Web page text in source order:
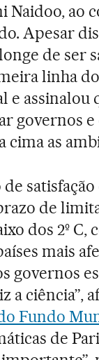
Naidoo, ao
Apesar
de ser
linha
e assinalou
governos
cima as
satisfação
de
dos 2º C,
mais
governos
a ciência”,
Fundo
de